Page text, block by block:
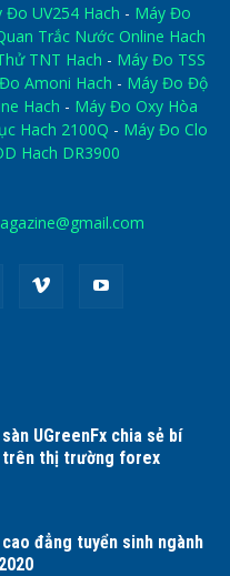
Đo UV254 Hach - Máy Đo
Trắc Nước Online Hach
TNT Hach - Máy Đo TSS
Amoni Hach - Máy Đo Độ
Hach - Máy Đo Oxy Hòa
Hach 2100Q - Máy Đo Clo
Hach DR3900
UGreenFx chia sẻ bí
trên thị trường forex
đẳng tuyển sinh ngành